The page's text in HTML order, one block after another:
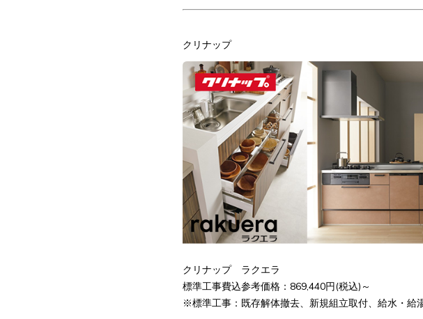
クリナップ
クリナップ ラクエラ
標準工事費込参考価格：869,440円(税込)～
※標準工事：既存解体撤去、新規組立取付、給水・給